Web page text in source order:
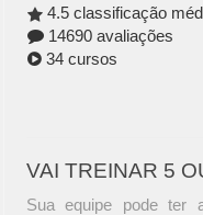
4.5 classificação
14690 avaliações
34 cursos
VAI TREINAR 5
Sua equipe pode ter